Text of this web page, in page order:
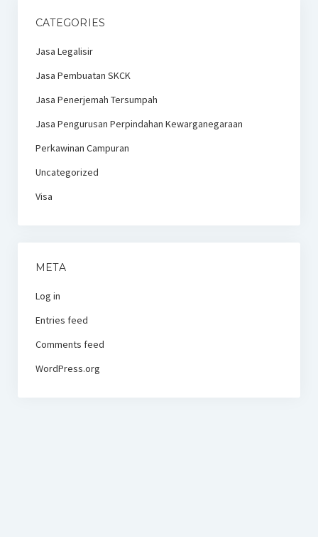
CATEGORIES
Jasa Legalisir
Jasa Pembuatan SKCK
Jasa Penerjemah Tersumpah
Jasa Pengurusan Perpindahan Kewarganegaraan
Perkawinan Campuran
Uncategorized
Visa
META
Log in
Entries feed
Comments feed
WordPress.org